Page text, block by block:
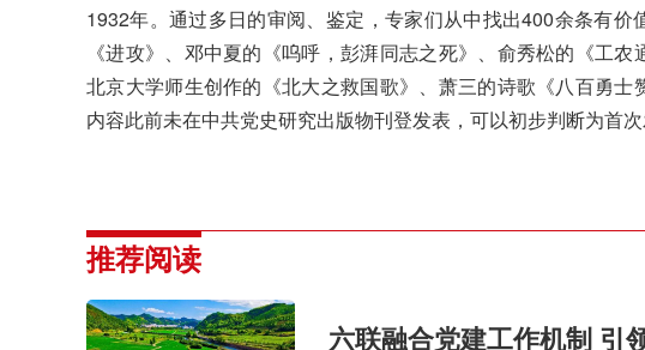
1932年。通过多日的审阅、鉴定，专家们从中找出400余条有
《进攻》、邓中夏的《呜呼，彭湃同志之死》、俞秀松的《工农
北京大学师生创作的《北大之救国歌》、萧三的诗歌《八百勇
内容此前未在中共党史研究出版物刊登发表，可以初步判断为首次
推荐阅读
六联融合党建工作机制 引